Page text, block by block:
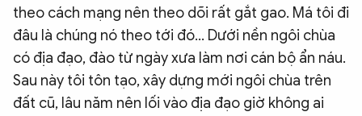
theo cách mạng nên theo dõi rất gắt gao. Má tôi đi
đâu là chúng nó theo tới đó… Dưới nền ngôi chùa
có địa đạo, đào từ ngày xưa làm nơi cán bộ ẩn náu.
Sau này tôi tôn tạo, xây dựng mới ngôi chùa trên
đất cũ, lâu năm nên lối vào địa đạo giờ không ai